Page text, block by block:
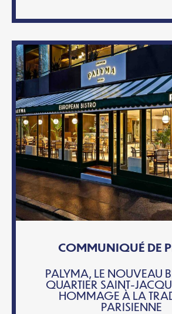
COMMUNIQUÉ DE
PALYMA, LE NOUVEAU
QUARTIER SAINT-
HOMMAGE À LA
PARISIENNE